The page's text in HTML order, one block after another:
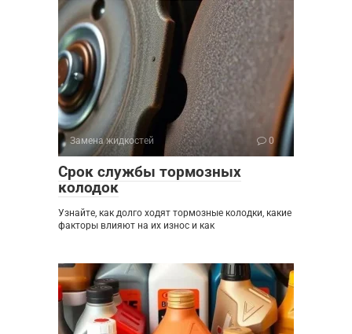
Замена жидкостей 0
Срок службы тормозных
колодок
Узнайте, как долго ходят тормозные колодки, какие
факторы влияют на их износ и как